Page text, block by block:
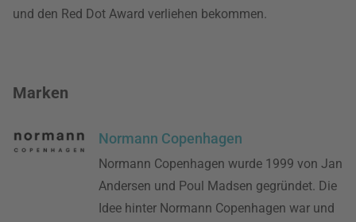
und den Red Dot Award verliehen bekommen.
Marken
Normann Copenhagen
Normann Copenhagen wurde 1999 von Jan
Andersen und Poul Madsen gegründet. Die
Idee hinter Normann Copenhagen war und